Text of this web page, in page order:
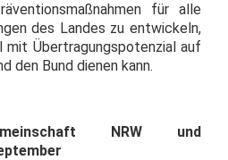
für alle
des Landes zu entwickeln,
Übertragungspotenzial auf
den Bund dienen kann.
NRW und